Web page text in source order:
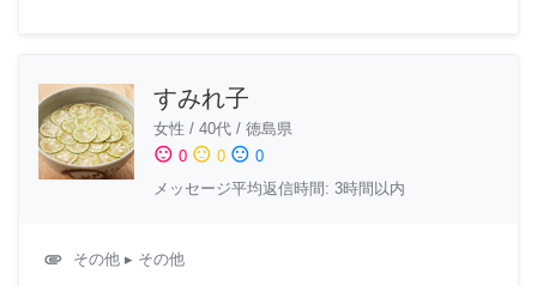
すみれ子
女性 / 40代 / 徳島県
sentiment_satisfied 0 sentiment_neutral 0 sentiment_dissatisfied 0
メッセージ平均返信時間: 3時間以内
attachment その他 ▸ その他